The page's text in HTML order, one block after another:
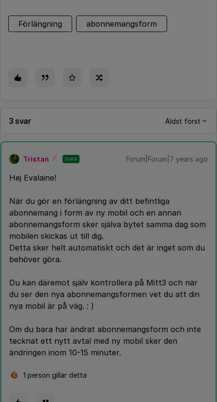
Förlängning abonnemangsform
3 svar Äldst först
Tristan SVAR Forum|Forum|7 years ago
Hej Evalaine!
När du gör en förlängning av ditt befintliga
abonnemang i form av ny mobil och en annan
abonnemangsform sker själva bytet samma dag som
mobilen skickas ut till dig.
Detta sker helt automatiskt och det är inget som du
behöver göra.
Du kan däremot själv kontrollera på Mitt3 och när
du ser den nya abonnemangsformen vet du att din
nya mobil är på väg. : )
Om du bara har ändrat abonnemangsform och inte
tecknat ett nytt avtal med ny mobil sker den
ändringen inom 10-15 minuter.
E 1 person gillar detta